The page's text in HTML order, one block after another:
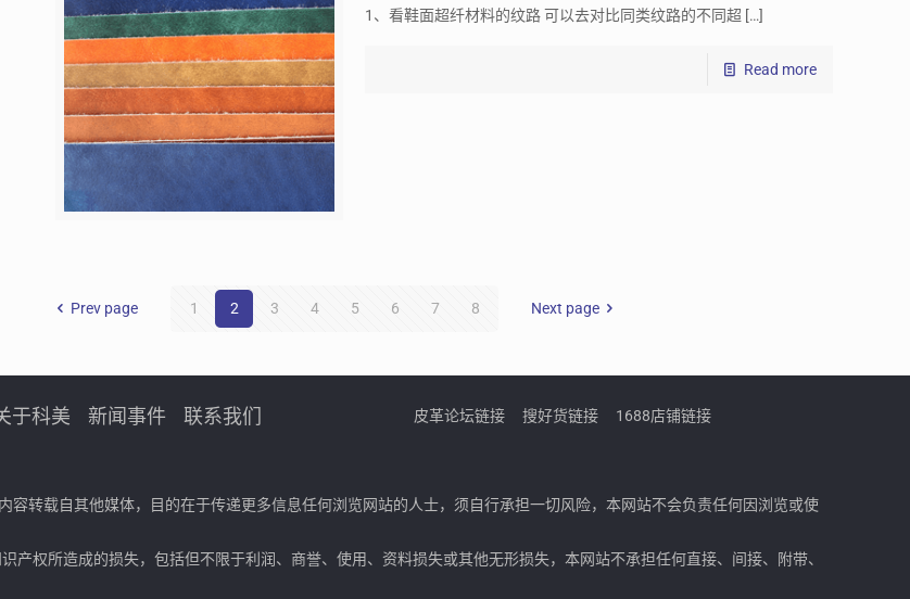
1、看鞋面超纤材料的纹路 可以去对比同类纹路的不同超 […]
Read more
Prev page 1 2 3 4 5 6 7 8 Next page
于科美 新闻事件 联系我们 1688店铺链接
搜好货链接
皮革论坛链接
转载自其他媒体，目的在于传递更多信息任何浏览网站的人士，须自行承担一切风险，本网站不会负责任何因浏览或使
产权所造成的损失，包括但不限于利润、商誉、使用、资料损失或其他无形损失，本网站不承担任何直接、间接、附带、